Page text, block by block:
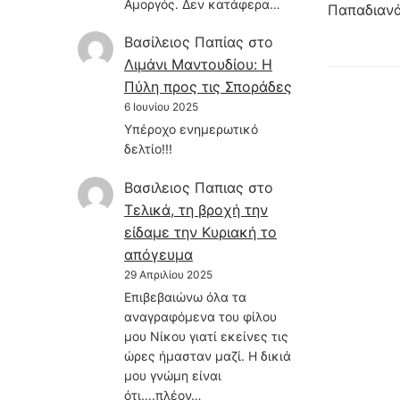
Αμοργός. Δεν κατάφερα…
Βασίλειος Παπίας στο
Λιμάνι Μαντουδίου: Η
Πύλη προς τις Σποράδες
6 Ιουνίου 2025
Υπέροχο ενημερωτικό
δελτίο!!!
Βασιλειος Παπιας στο
Τελικά, τη βροχή την
είδαμε την Κυριακή το
απόγευμα
29 Απριλίου 2025
Επιβεβαιώνω όλα τα
αναγραφόμενα του φίλου
μου Νίκου γιατί εκείνες τις
ώρες ήμασταν μαζί. Η δικιά
μου γνώμη είναι
ότι....πλέον…